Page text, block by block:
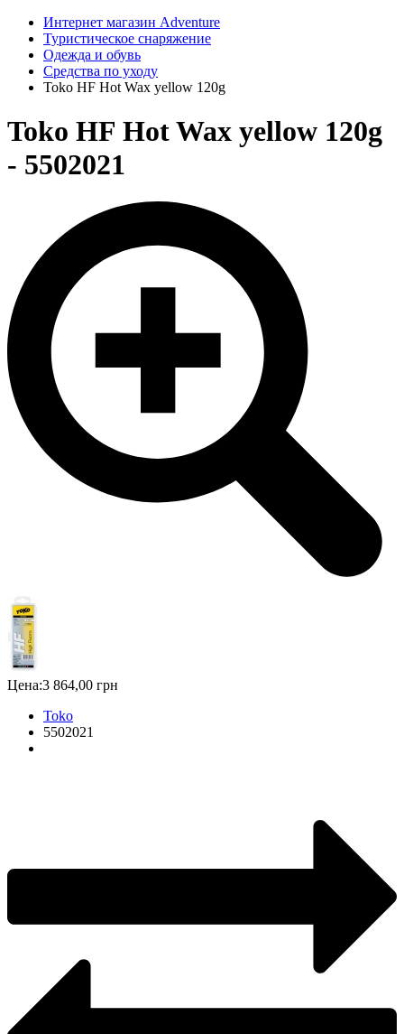
Интернет магазин Adventure
Туристическое снаряжение
Одежда и обувь
Средства по уходу
Toko HF Hot Wax yellow 120g
Toko HF Hot Wax yellow 120g
- 5502021
Цена:3 864,00 грн
Toko
5502021